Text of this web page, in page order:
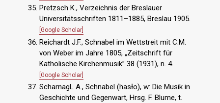
Pretzsch K., Verzeichnis der Breslauer
Universitätsschriften 1811–1885, Breslau 1905.
[Google Scholar]
Reichardt J.F., Schnabel im Wettstreit mit C.M.
von Weber im Jahre 1805, „Zeitschrift für
Katholische Kirchenmusik” 38 (1931), n. 4.
[Google Scholar]
ScharnagL A., Schnabel (hasło), w: Die Musik in
Geschichte und Gegenwart, Hrsg. F. Blume, t.